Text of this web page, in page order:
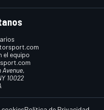
el equipo
Avenue,
10022